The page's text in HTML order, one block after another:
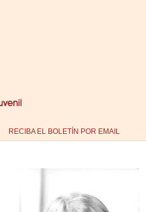
RECIBA EL BOLETÍN POR EMAIL